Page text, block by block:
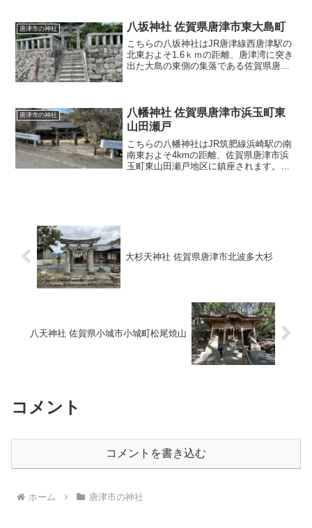
乗り込んで帰ろうとしたときにマーちゃ
んが見つけたもので…
唐津市の神社 八坂神社 佐賀県唐津市東大島町
こちらの八坂神社はJR唐津線西唐津駅の
北東およそ1.6ｋｍの距離、唐津湾に突き
出た大島の東側の集落である佐賀県唐津
ーミナル、神社のす
唐津市の神社
八幡神社 佐賀県唐津市浜玉町東
山田瀬戸
こちらの八幡神社はJR筑肥線浜崎駅の南
南東およそ4kmの距離、佐賀県唐津市浜
玉町東山田瀬戸地区に鎮座されます。国
大杉天神社 佐賀県唐津市北波多大杉
八天神社 佐賀県小城市小城町松尾焼山
コメント
コメントを書き込む
ホーム 唐津市の神社